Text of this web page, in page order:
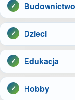
Budownictwo
Dzieci
Edukacja
Hobby